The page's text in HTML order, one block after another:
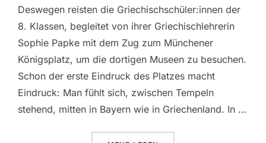
Deswegen reisten die Griechischschüler:innen der
8. Klassen, begleitet von ihrer Griechischlehrerin
Sophie Papke mit dem Zug zum Münchener
Königsplatz, um die dortigen Museen zu besuchen.
Schon der erste Eindruck des Platzes macht
Eindruck: Man fühlt sich, zwischen Tempeln
stehend, mitten in Bayern wie in Griechenland. In …